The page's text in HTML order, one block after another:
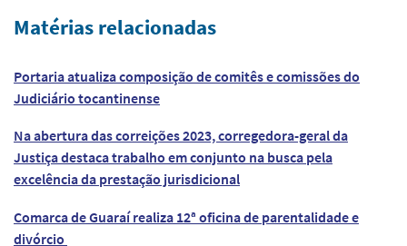
Matérias relacionadas
Portaria atualiza composição de comitês e comissões do
Judiciário tocantinense
Na abertura das correições 2023, corregedora-geral da
Justiça destaca trabalho em conjunto na busca pela
excelência da prestação jurisdicional
Comarca de Guaraí realiza 12ª oficina de parentalidade e
divórcio